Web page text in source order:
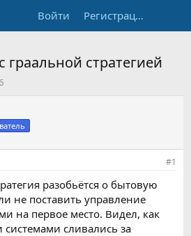
Войти Регистрация
граальной стратегией
#1
разобьётся о бытовую
не поставить управление
на первое место. Видел, как
системами сливались за